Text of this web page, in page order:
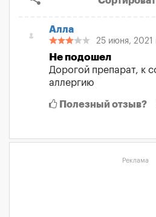
Алла
25 июня, 2021
Не подошел
Дорогой препарат, к
аллергию
Полезный отзыв?
Реклама